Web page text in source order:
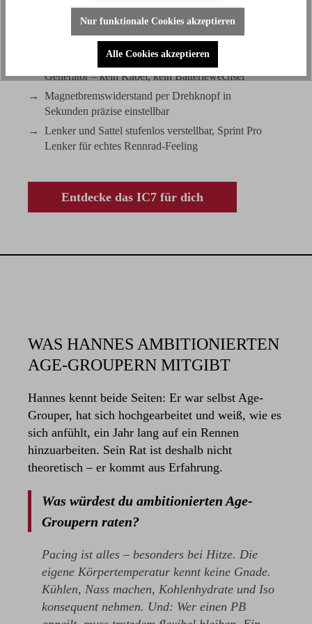
Dualer Antrieb (Keil- und Zahnriemen) für
gleichmäßiges Fahrgefühl auch bei hoher
WattRate® TFT-Computer mit integriertem
Generator – kein Kabel, kein Batteriewechsel
Magnetbremswiderstand per Drehknopf in
Sekunden präzise einstellbar
Lenker und Sattel stufenlos verstellbar, Sprint Pro
Lenker für echtes Rennrad-Feeling
Entdecke das IC7 für dich
WAS HANNES AMBITIONIERTEN
AGE-GROUPERN MITGIBT
Hannes kennt beide Seiten: Er war selbst Age-
Grouper, hat sich hochgearbeitet und weiß, wie es
sich anfühlt, ein Jahr lang auf ein Rennen
hinzuarbeiten. Sein Rat ist deshalb nicht
theoretisch – er kommt aus Erfahrung.
Was würdest du ambitionierten Age-
Groupern raten?
Pacing ist alles – besonders bei Hitze. Die
eigene Körpertemperatur kennt keine Gnade.
Kühlen, Nass machen, Kohlenhydrate und Iso
konsequent nehmen. Und: Wer einen PB
Nur funktionale Cookies akzeptieren
Alle Cookies akzeptieren